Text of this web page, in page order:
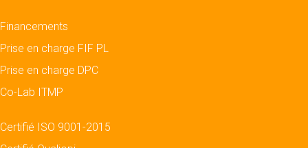
Financements
Prise en charge FIF PL
Prise en charge DPC
Co-Lab ITMP
Certifié ISO 9001-2015